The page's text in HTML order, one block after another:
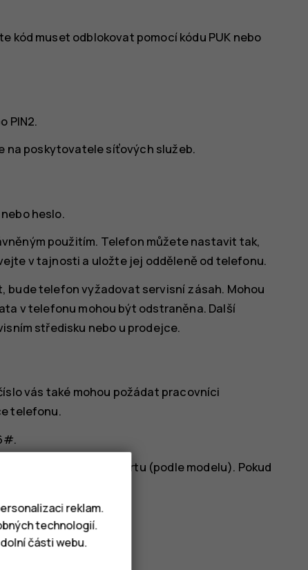
kód muset odblokovat pomocí kódu PUK nebo
PIN2.
na poskytovatele síťových služeb.
heslo.
použitím. Telefon můžete nastavit tak,
v tajnosti a uložte jej odděleně od telefonu.
bude telefon vyžadovat servisní zásah. Mohou
v telefonu mohou být odstraněna. Další
středisku nebo u prodejce.
vás také mohou požádat pracovníci
telefonu.
.
přihrádce na SIM kartu (podle modelu). Pokud
reklam.
technologií.
části webu.